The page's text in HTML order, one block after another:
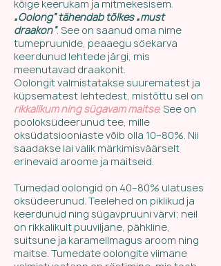
kõige keerukam ja mitmekesisem.
„Oolong“ tähendab tõlkes „must
draakon“. See on saanud oma nime
tumepruunide, peaaegu söekarva
keerdunud lehtede järgi, mis
meenutavad draakonit.
Oolongit valmistatakse suurematest ja
küpsematest lehtedest, mistõttu sel on
rikkalikum ning sügavam maitse. See on
pooloksüdeerunud tee, mille
oksüdatsiooniaste võib olla 10–80%. Nii
saadakse lai valik märkimisväärselt
erinevaid aroome ja maitseid.
Tumedad oolongid on 40–80% ulatuses
oksüdeerunud. Teelehed on piklikud ja
keerdunud ning sügavpruuni värvi; neil
on rikkalikult puuviljane, pähkline,
suitsune ja karamellmagus aroom ning
maitse. Tumedate oolongite viimane